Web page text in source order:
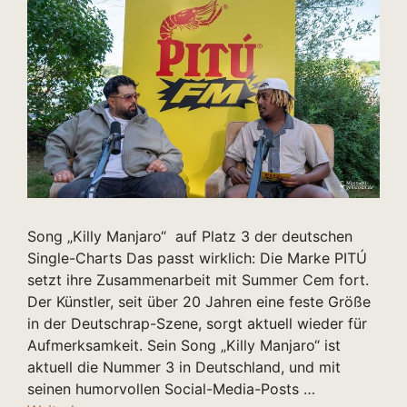
Song „Killy Manjaro“ auf Platz 3 der deutschen
Single-Charts Das passt wirklich: Die Marke PITÚ
setzt ihre Zusammenarbeit mit Summer Cem fort.
Der Künstler, seit über 20 Jahren eine feste Größe
in der Deutschrap-Szene, sorgt aktuell wieder für
Aufmerksamkeit. Sein Song „Killy Manjaro“ ist
aktuell die Nummer 3 in Deutschland, und mit
seinen humorvollen Social-Media-Posts …